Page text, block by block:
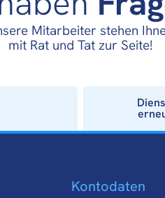
Mitarbeiter stehen
mit Rat und Tat zur Seite!
Kontodaten